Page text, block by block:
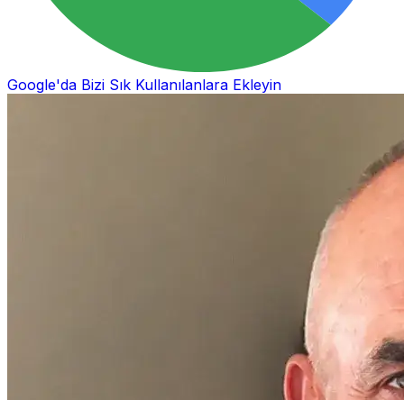
Google'da Bizi Sık Kullanılanlara Ekleyin